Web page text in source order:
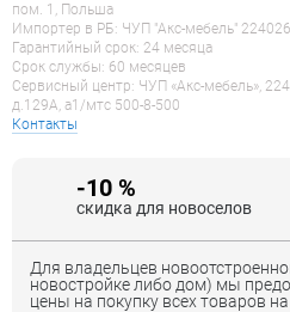
пом. 1, Польша
Импортер в РБ: ЧУП "Акс-мебель"
Гарантийный срок: 24 месяца
Срок службы: 60 месяцев
Сервисный центр: ЧУП «Акс-мебель»,
д.129А, a1/мтс 500-8-500
Контакты
-10 %
скидка для новоселов
Для владельцев
новостройке либо дом) мы
цены на покупку всех товаров на